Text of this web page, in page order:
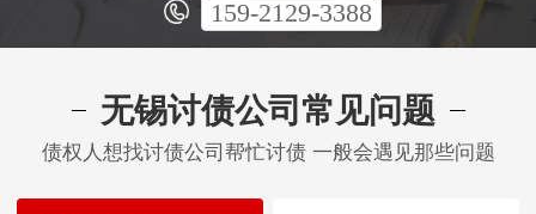
159-2129-3388
无锡讨债公司常见问题
债权人想找讨债公司帮忙讨债 一般会遇见那些问题